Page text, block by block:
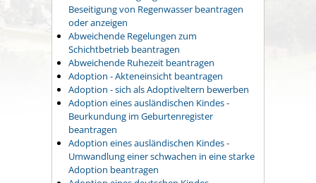
Beseitigung von Regenwasser beantragen
oder anzeigen
Abweichende Regelungen zum
Schichtbetrieb beantragen
Abweichende Ruhezeit beantragen
Adoption - Akteneinsicht beantragen
Adoption - sich als Adoptiveltern bewerben
Adoption eines ausländischen Kindes -
Beurkundung im Geburtenregister
beantragen
Adoption eines ausländischen Kindes -
Umwandlung einer schwachen in eine starke
Adoption beantragen